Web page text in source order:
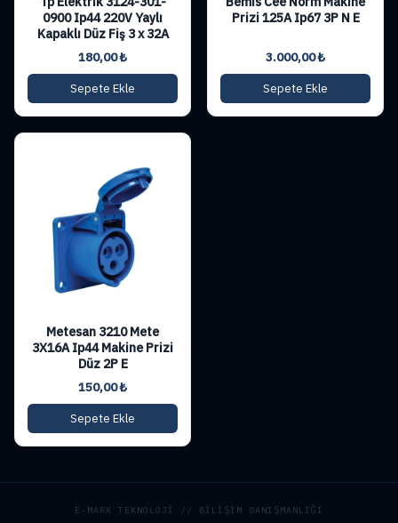
0900 Ip44 220V Yaylı
Kapaklı Düz Fiş 3 x 32A
180,00₺
Sepete Ekle
Prizi 125A Ip67 3P N E
3.000,00₺
Sepete Ekle
Metesan 3210 Mete
3X16A Ip44 Makine Prizi
Düz 2P E
150,00₺
Sepete Ekle
E-MARK TEKNOLOJİ // BİLİŞİM DANIŞMANLIĞI